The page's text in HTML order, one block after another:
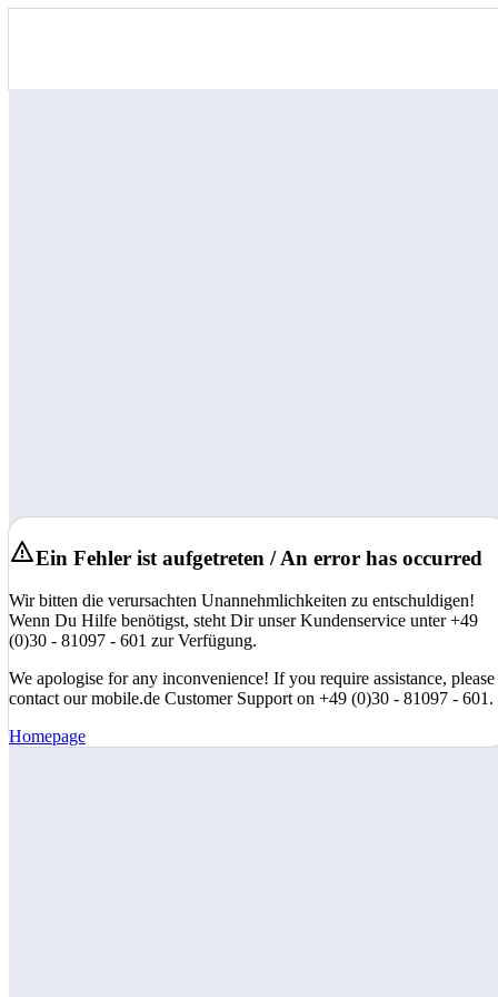
Ein Fehler ist aufgetreten / An error has occurred
Wir bitten die verursachten Unannehmlichkeiten zu entschuldigen!
Wenn Du Hilfe benötigst, steht Dir unser Kundenservice unter +49
(0)30 - 81097 - 601 zur Verfügung.
We apologise for any inconvenience! If you require assistance, please
contact our mobile.de Customer Support on +49 (0)30 - 81097 - 601.
Homepage